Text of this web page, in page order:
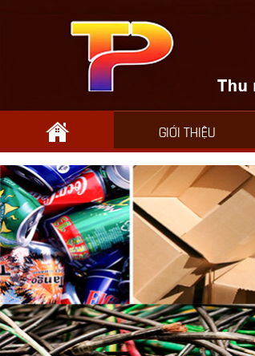
GIỚI THIỆU